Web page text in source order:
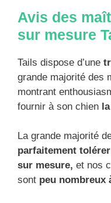
Avis des
sur mesure
Tails dispose d’une
grande majorité des
montrant
fournir à son chien
La grande majorité
parfaitement
sur mesure, et nos
sont peu nombreux